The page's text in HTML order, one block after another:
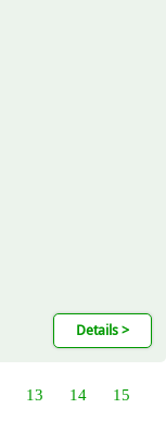
Details >
13 14 15